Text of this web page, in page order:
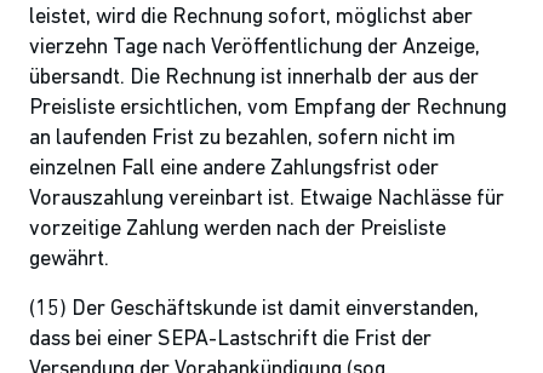
leistet, wird die Rechnung sofort, möglichst aber
vierzehn Tage nach Veröffentlichung der Anzeige,
übersandt. Die Rechnung ist innerhalb der aus der
Preisliste ersichtlichen, vom Empfang der Rechnung
an laufenden Frist zu bezahlen, sofern nicht im
einzelnen Fall eine andere Zahlungsfrist oder
Vorauszahlung vereinbart ist. Etwaige Nachlässe für
vorzeitige Zahlung werden nach der Preisliste
gewährt.
(15) Der Geschäftskunde ist damit einverstanden,
dass bei einer SEPA-Lastschrift die Frist der